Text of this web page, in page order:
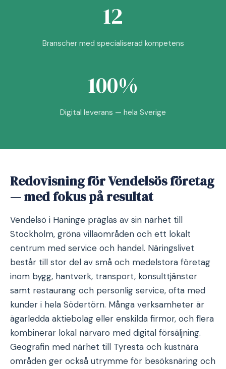
12
Branscher med specialiserad kompetens
100%
Digital leverans — hela Sverige
Redovisning för Vendelsös företag
— med fokus på resultat
Vendelsö i Haninge präglas av sin närhet till
Stockholm, gröna villaområden och ett lokalt
centrum med service och handel. Näringslivet
består till stor del av små och medelstora företag
inom bygg, hantverk, transport, konsulttjänster
samt restaurang och personlig service, ofta med
kunder i hela Södertörn. Många verksamheter är
ägarledda aktiebolag eller enskilda firmor, och flera
kombinerar lokal närvaro med digital försäljning.
Geografin med närhet till Tyresta och kustnära
områden ger också utrymme för besöksnäring och